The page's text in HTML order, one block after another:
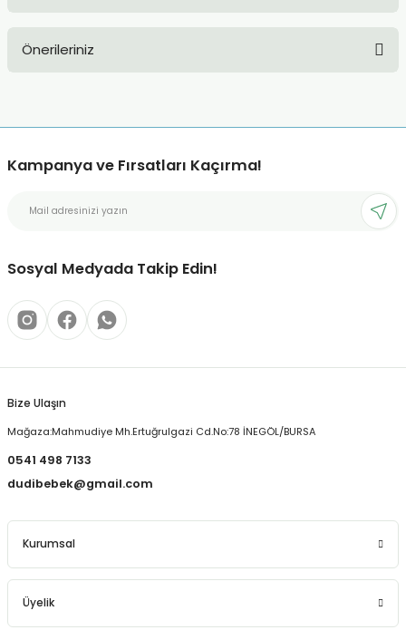
Önerileriniz
kullanarak tarafımıza iletebilirsiniz.
Ürün açıklamasında eksik bilgiler bulunuyor.
Ürün fiyatı diğer sitelerden daha pahalı.
Kampanya ve Fırsatları Kaçırma!
Sosyal Medyada Takip Edin!
Bize Ulaşın
Mağaza:Mahmudiye Mh.Ertuğrulgazi Cd.No:78 İNEGÖL/BURSA
0541 498 7133
dudibebek@gmail.com
Kurumsal
Üyelik